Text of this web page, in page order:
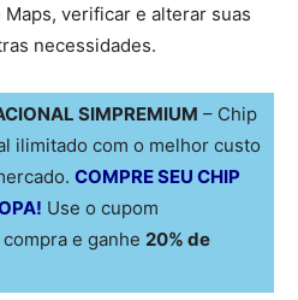
Maps, verificar e alterar suas
necessidades.
SIMPREMIUM – Chip
ilimitado com o melhor custo
COMPRE SEU CHIP
Use o cupom
compra e ganhe 20% de